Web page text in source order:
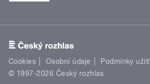
Cookies Osobní údaje Podmínky užití
© 1997-2026 Český rozhlas